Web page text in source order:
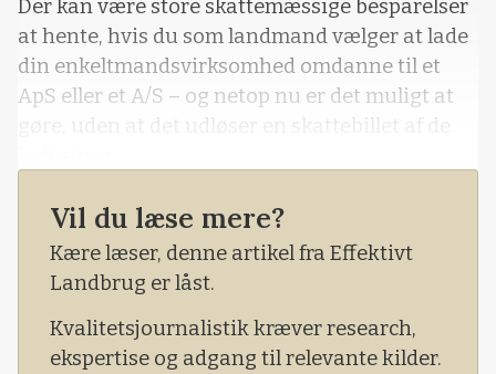
Der kan være store skattemæssige besparelser
at hente, hvis du som landmand vælger at lade
din enkeltmandsvirksomhed omdanne til et
ApS eller et A/S – og netop nu er det muligt at
gøre, uden at det udløser en skattebillet af de
Det fortæller Susanne Møberg, chefrådgiver i
Skat & Selskaber hos LMO.
- Når man overdrager en virksomhed fra en
marked
Vil du læse mere?
Kære læser, denne artikel fra Effektivt
Landbrug er låst.
Kvalitetsjournalistik kræver research,
ekspertise og adgang til relevante kilder.